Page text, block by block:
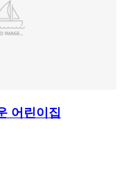
어린이집